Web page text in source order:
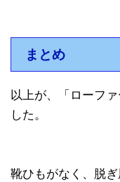
まとめ
以上が、「ローフ
した。
靴ひもがなく、脱